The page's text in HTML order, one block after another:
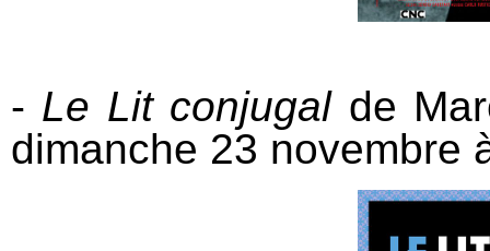
- Le Lit conjugal de
dimanche 23 novembre